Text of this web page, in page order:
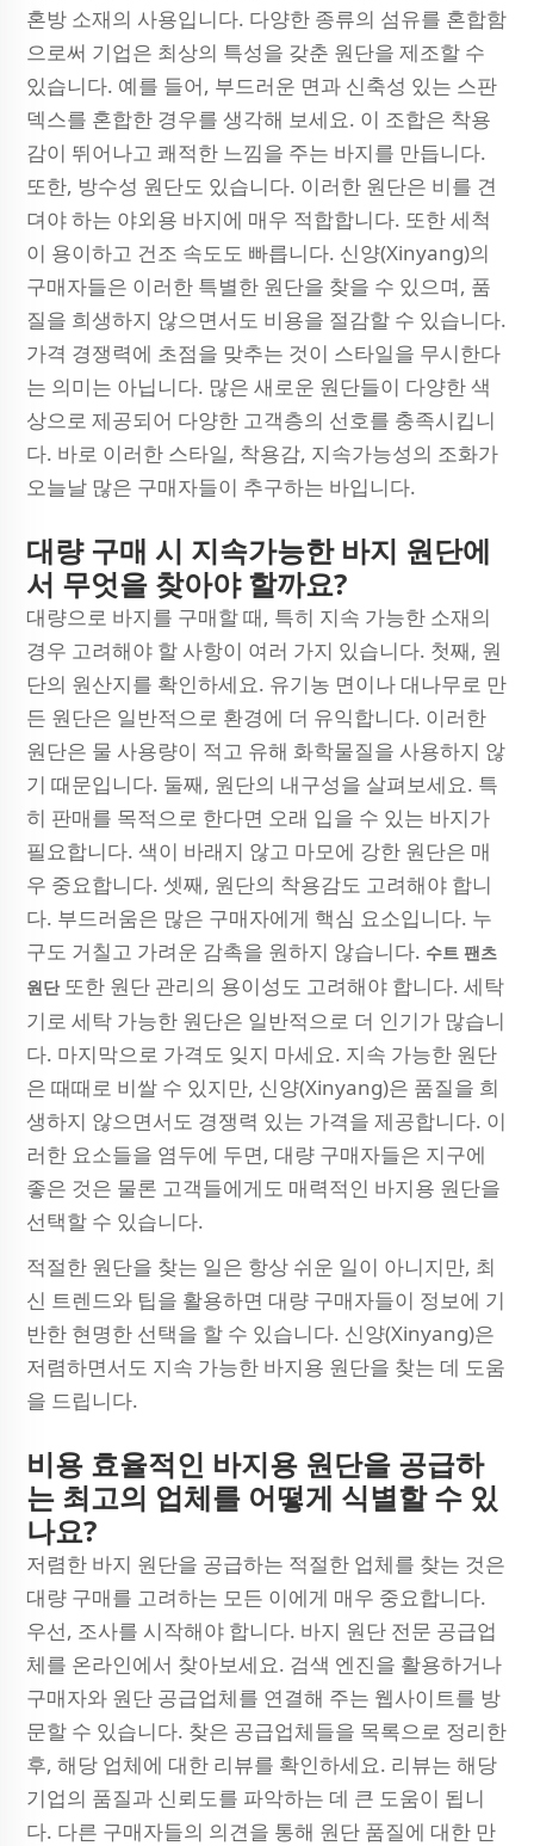
혼방 소재의 사용입니다. 다양한 종류의 섬유를 혼합함
으로써 기업은 최상의 특성을 갖춘 원단을 제조할 수
있습니다. 예를 들어, 부드러운 면과 신축성 있는 스판
덱스를 혼합한 경우를 생각해 보세요. 이 조합은 착용
감이 뛰어나고 쾌적한 느낌을 주는 바지를 만듭니다.
또한, 방수성 원단도 있습니다. 이러한 원단은 비를 견
뎌야 하는 야외용 바지에 매우 적합합니다. 또한 세척
이 용이하고 건조 속도도 빠릅니다. 신양(Xinyang)의
구매자들은 이러한 특별한 원단을 찾을 수 있으며, 품
질을 희생하지 않으면서도 비용을 절감할 수 있습니다.
가격 경쟁력에 초점을 맞추는 것이 스타일을 무시한다
는 의미는 아닙니다. 많은 새로운 원단들이 다양한 색
상으로 제공되어 다양한 고객층의 선호를 충족시킵니
다. 바로 이러한 스타일, 착용감, 지속가능성의 조화가
오늘날 많은 구매자들이 추구하는 바입니다.
대량 구매 시 지속가능한 바지 원단에
서 무엇을 찾아야 할까요?
대량으로 바지를 구매할 때, 특히 지속 가능한 소재의
경우 고려해야 할 사항이 여러 가지 있습니다. 첫째, 원
단의 원산지를 확인하세요. 유기농 면이나 대나무로 만
든 원단은 일반적으로 환경에 더 유익합니다. 이러한
원단은 물 사용량이 적고 유해 화학물질을 사용하지 않
기 때문입니다. 둘째, 원단의 내구성을 살펴보세요. 특
히 판매를 목적으로 한다면 오래 입을 수 있는 바지가
필요합니다. 색이 바래지 않고 마모에 강한 원단은 매
우 중요합니다. 셋째, 원단의 착용감도 고려해야 합니
다. 부드러움은 많은 구매자에게 핵심 요소입니다. 누
구도 거칠고 가려운 감촉을 원하지 않습니다. 수트 팬츠
원단 또한 원단 관리의 용이성도 고려해야 합니다. 세탁
기로 세탁 가능한 원단은 일반적으로 더 인기가 많습니
다. 마지막으로 가격도 잊지 마세요. 지속 가능한 원단
은 때때로 비쌀 수 있지만, 신양(Xinyang)은 품질을 희
생하지 않으면서도 경쟁력 있는 가격을 제공합니다. 이
러한 요소들을 염두에 두면, 대량 구매자들은 지구에
좋은 것은 물론 고객들에게도 매력적인 바지용 원단을
선택할 수 있습니다.
적절한 원단을 찾는 일은 항상 쉬운 일이 아니지만, 최
신 트렌드와 팁을 활용하면 대량 구매자들이 정보에 기
반한 현명한 선택을 할 수 있습니다. 신양(Xinyang)은
저렴하면서도 지속 가능한 바지용 원단을 찾는 데 도움
을 드립니다.
비용 효율적인 바지용 원단을 공급하
는 최고의 업체를 어떻게 식별할 수 있
나요?
저렴한 바지 원단을 공급하는 적절한 업체를 찾는 것은
대량 구매를 고려하는 모든 이에게 매우 중요합니다.
우선, 조사를 시작해야 합니다. 바지 원단 전문 공급업
체를 온라인에서 찾아보세요. 검색 엔진을 활용하거나
구매자와 원단 공급업체를 연결해 주는 웹사이트를 방
문할 수 있습니다. 찾은 공급업체들을 목록으로 정리한
후, 해당 업체에 대한 리뷰를 확인하세요. 리뷰는 해당
기업의 품질과 신뢰도를 파악하는 데 큰 도움이 됩니
다. 다른 구매자들의 의견을 통해 원단 품질에 대한 만